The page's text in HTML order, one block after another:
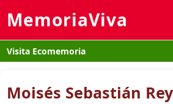
MemoriaViva
Visita Ecomemoria
Moisés Sebastián